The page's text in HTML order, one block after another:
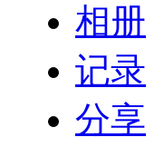
相册
记录
分享